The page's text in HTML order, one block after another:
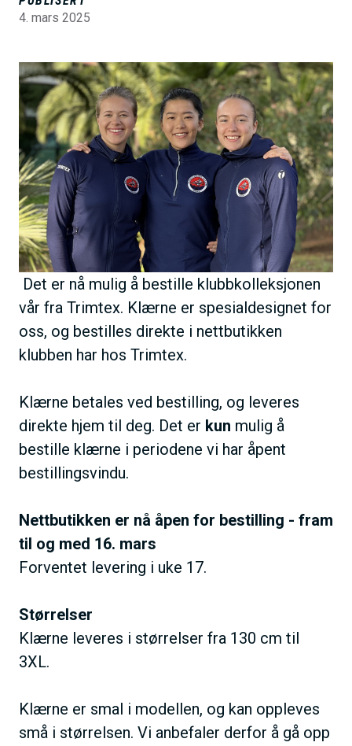
4. mars 2025
B
i
l
d
e
Det er nå mulig å bestille klubbkolleksjonen
vår fra Trimtex‭. ‬Klærne er spesialdesignet for
oss‭, ‬og bestilles direkte i nettbutikken
klubben har hos Trimtex‭.
‬Klærne betales ved bestilling‭, ‬og leveres
direkte hjem til deg‭. ‬Det er kun mulig å
bestille klærne i periodene vi har åpent
bestillingsvindu‭.
Nettbutikken er nå åpen for bestilling‭ - ‬fram
til og med 16. mars ‬
Forventet levering i uke 17.
Størrelser
Klærne leveres i størrelser fra 130 cm til
3XL.
Klærne er smal i modellen, og kan oppleves
små i størrelsen. Vi anbefaler derfor å gå opp